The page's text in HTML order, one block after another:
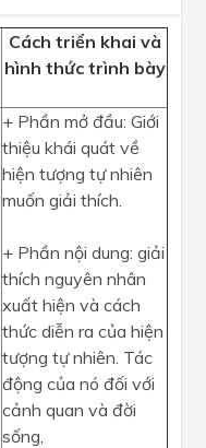
Cách triển khai và
hình thức trình bày
+ Phần mở đầu: Giới
thiệu khái quát về
hiện tượng tự nhiên
muốn giải thích.
+ Phần nội dung: giải
thích nguyên nhân
xuất hiện và cách
thức diễn ra của hiện
tượng tự nhiên. Tác
động của nó đối với
cảnh quan và đời
sống,